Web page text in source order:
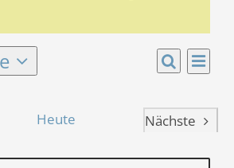
und
Suche
Liste
Heute
Nächste